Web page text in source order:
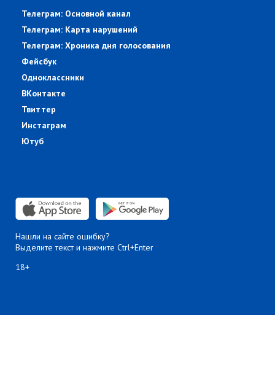
Телеграм: Основной канал
Телеграм: Карта нарушений
Телеграм: Хроника дня голосования
Фейсбук
Одноклассники
ВКонтакте
Твиттер
Инстаграм
Ютуб
Нашли на сайте ошибку?
Выделите текст и нажмите Ctrl+Enter
18+